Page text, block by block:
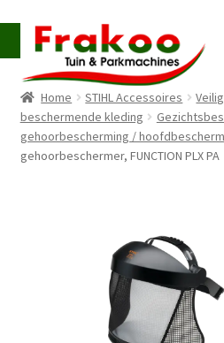
Ga
door
naar
navigatie
Ga
naar
de
inhoudHomepage
Verkoop en Reparatie
Home STIHL Accessoires
beschermende kleding
gehoorbescherming /
gehoorbeschermer, FUNCTION PLX PA